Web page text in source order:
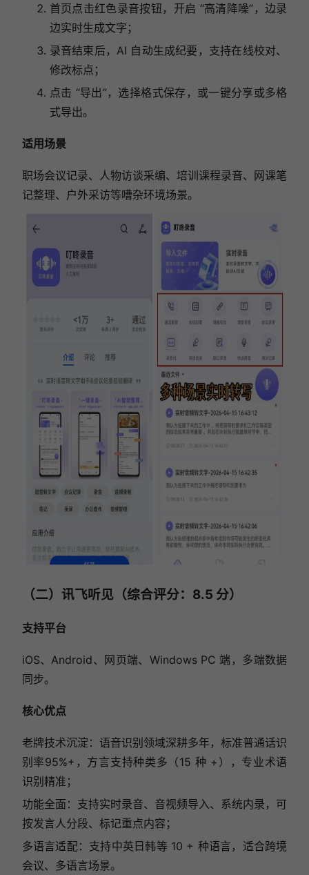
首页点击红色录音按钮，开启 “高清降噪”，边录
边实时生成文字；
录音结束后，AI 自动生成纪要，支持在线校对、
修改标点；
点击 “导出”，选择格式保存，或一键分享或多格
式导出。
适用场景
职场会议记录、人物访谈采编、培训课程录音、网课笔
记整理、户外采访等嘈杂环境场景。
（二）讯飞听见（综合评分：8.5 分）
支持平台
iOS、Android、网页端、Windows PC 端，多端数据
同步。
核心优点
老牌技术沉淀：语音识别领域深耕多年，标准普通话识
别率95%+，方言支持种类多（15 种 +），专业术语
识别精准；
功能全面：支持实时录音、音视频导入、系统内录，可
按发言人分段、标记重点内容；
多语言适配：支持中英日韩等 10 + 种语言，适合跨境
会议、多语言场景。